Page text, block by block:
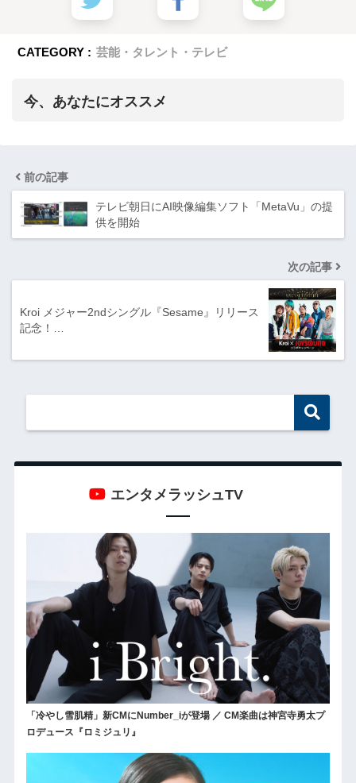
CATEGORY : 芸能・タレント・テレビ
今、あなたにオススメ
前の記事
テレビ朝日にAI映像編集ソフト「MetaVu」の提
供を開始
次の記事
Kroi メジャー2ndシングル『Sesame』リリース
記念！…
エンタメラッシュTV
「冷やし雪肌精」新CMにNumber_iが登場 ／ CM楽曲は神宮寺勇太プ
ロデュース『ロミジュリ』